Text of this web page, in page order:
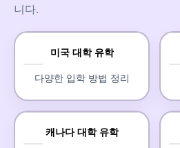
니다.
미국 대학 유학
다양한 입학 방법 정리
캐나다 대학 유학